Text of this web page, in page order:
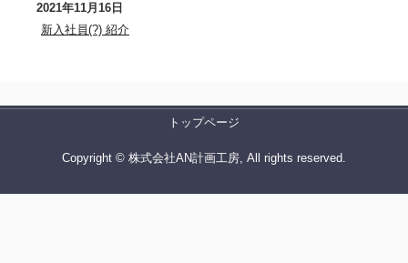
2021年11月16日
新入社員(?) 紹介
トップページ
Copyright © 株式会社AN計画工房, All rights reserved.